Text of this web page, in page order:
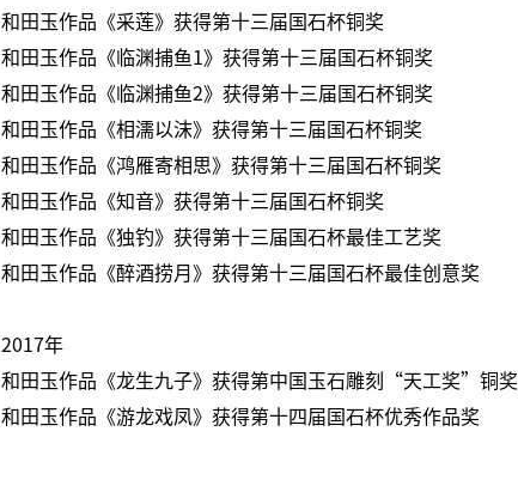
和田玉作品《采莲》获得第十三届国石杯铜奖
和田玉作品《临渊捕鱼1》获得第十三届国石杯铜奖
和田玉作品《临渊捕鱼2》获得第十三届国石杯铜奖
和田玉作品《相濡以沫》获得第十三届国石杯铜奖
和田玉作品《鸿雁寄相思》获得第十三届国石杯铜奖
和田玉作品《知音》获得第十三届国石杯铜奖
和田玉作品《独钓》获得第十三届国石杯最佳工艺奖
和田玉作品《醉酒捞月》获得第十三届国石杯最佳创意奖
2017年
和田玉作品《龙生九子》获得第中国玉石雕刻“天工奖”铜奖
和田玉作品《游龙戏凤》获得第十四届国石杯优秀作品奖